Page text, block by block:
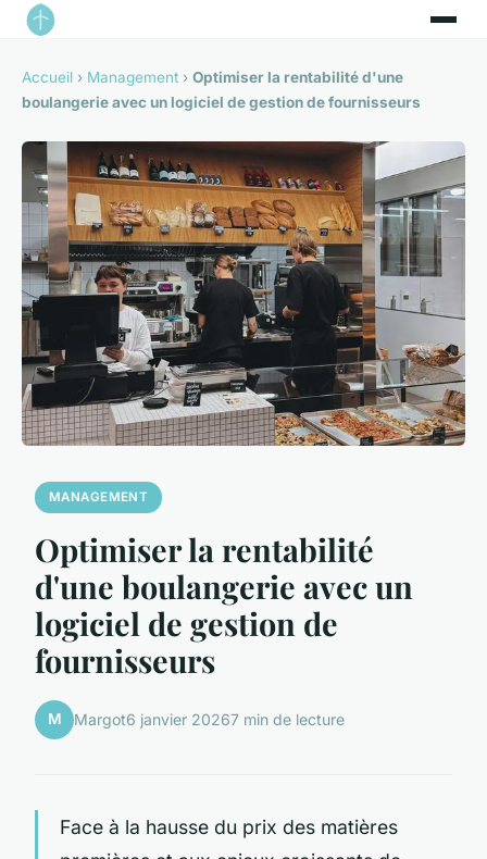
Accueil › Management › Optimiser la rentabilité d'une
boulangerie avec un logiciel de gestion de fournisseurs
MANAGEMENT
Optimiser la rentabilité
d'une boulangerie avec un
logiciel de gestion de
fournisseurs
M Margot6 janvier 20267 min de lecture
Face à la hausse du prix des matières